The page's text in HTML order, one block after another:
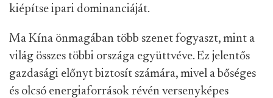
kiépítse ipari dominanciáját.
Ma Kína önmagában több szenet fogyaszt, mint a
világ összes többi országa együttvéve. Ez jelentős
gazdasági előnyt biztosít számára, mivel a bőséges
és olcsó energiaforrások révén versenyképes